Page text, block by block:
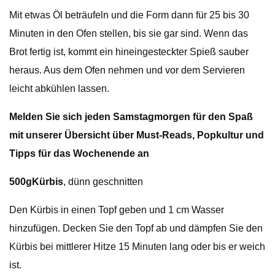
Mit etwas Öl beträufeln und die Form dann für 25 bis 30
Minuten in den Ofen stellen, bis sie gar sind. Wenn das
Brot fertig ist, kommt ein hineingesteckter Spieß sauber
heraus. Aus dem Ofen nehmen und vor dem Servieren
leicht abkühlen lassen.
Melden Sie sich jeden Samstagmorgen für den Spaß
mit unserer Übersicht über Must-Reads, Popkultur und
Tipps für das Wochenende an
500g Kürbis, dünn geschnitten
Den Kürbis in einen Topf geben und 1 cm Wasser
hinzufügen. Decken Sie den Topf ab und dämpfen Sie den
Kürbis bei mittlerer Hitze 15 Minuten lang oder bis er weich
ist.